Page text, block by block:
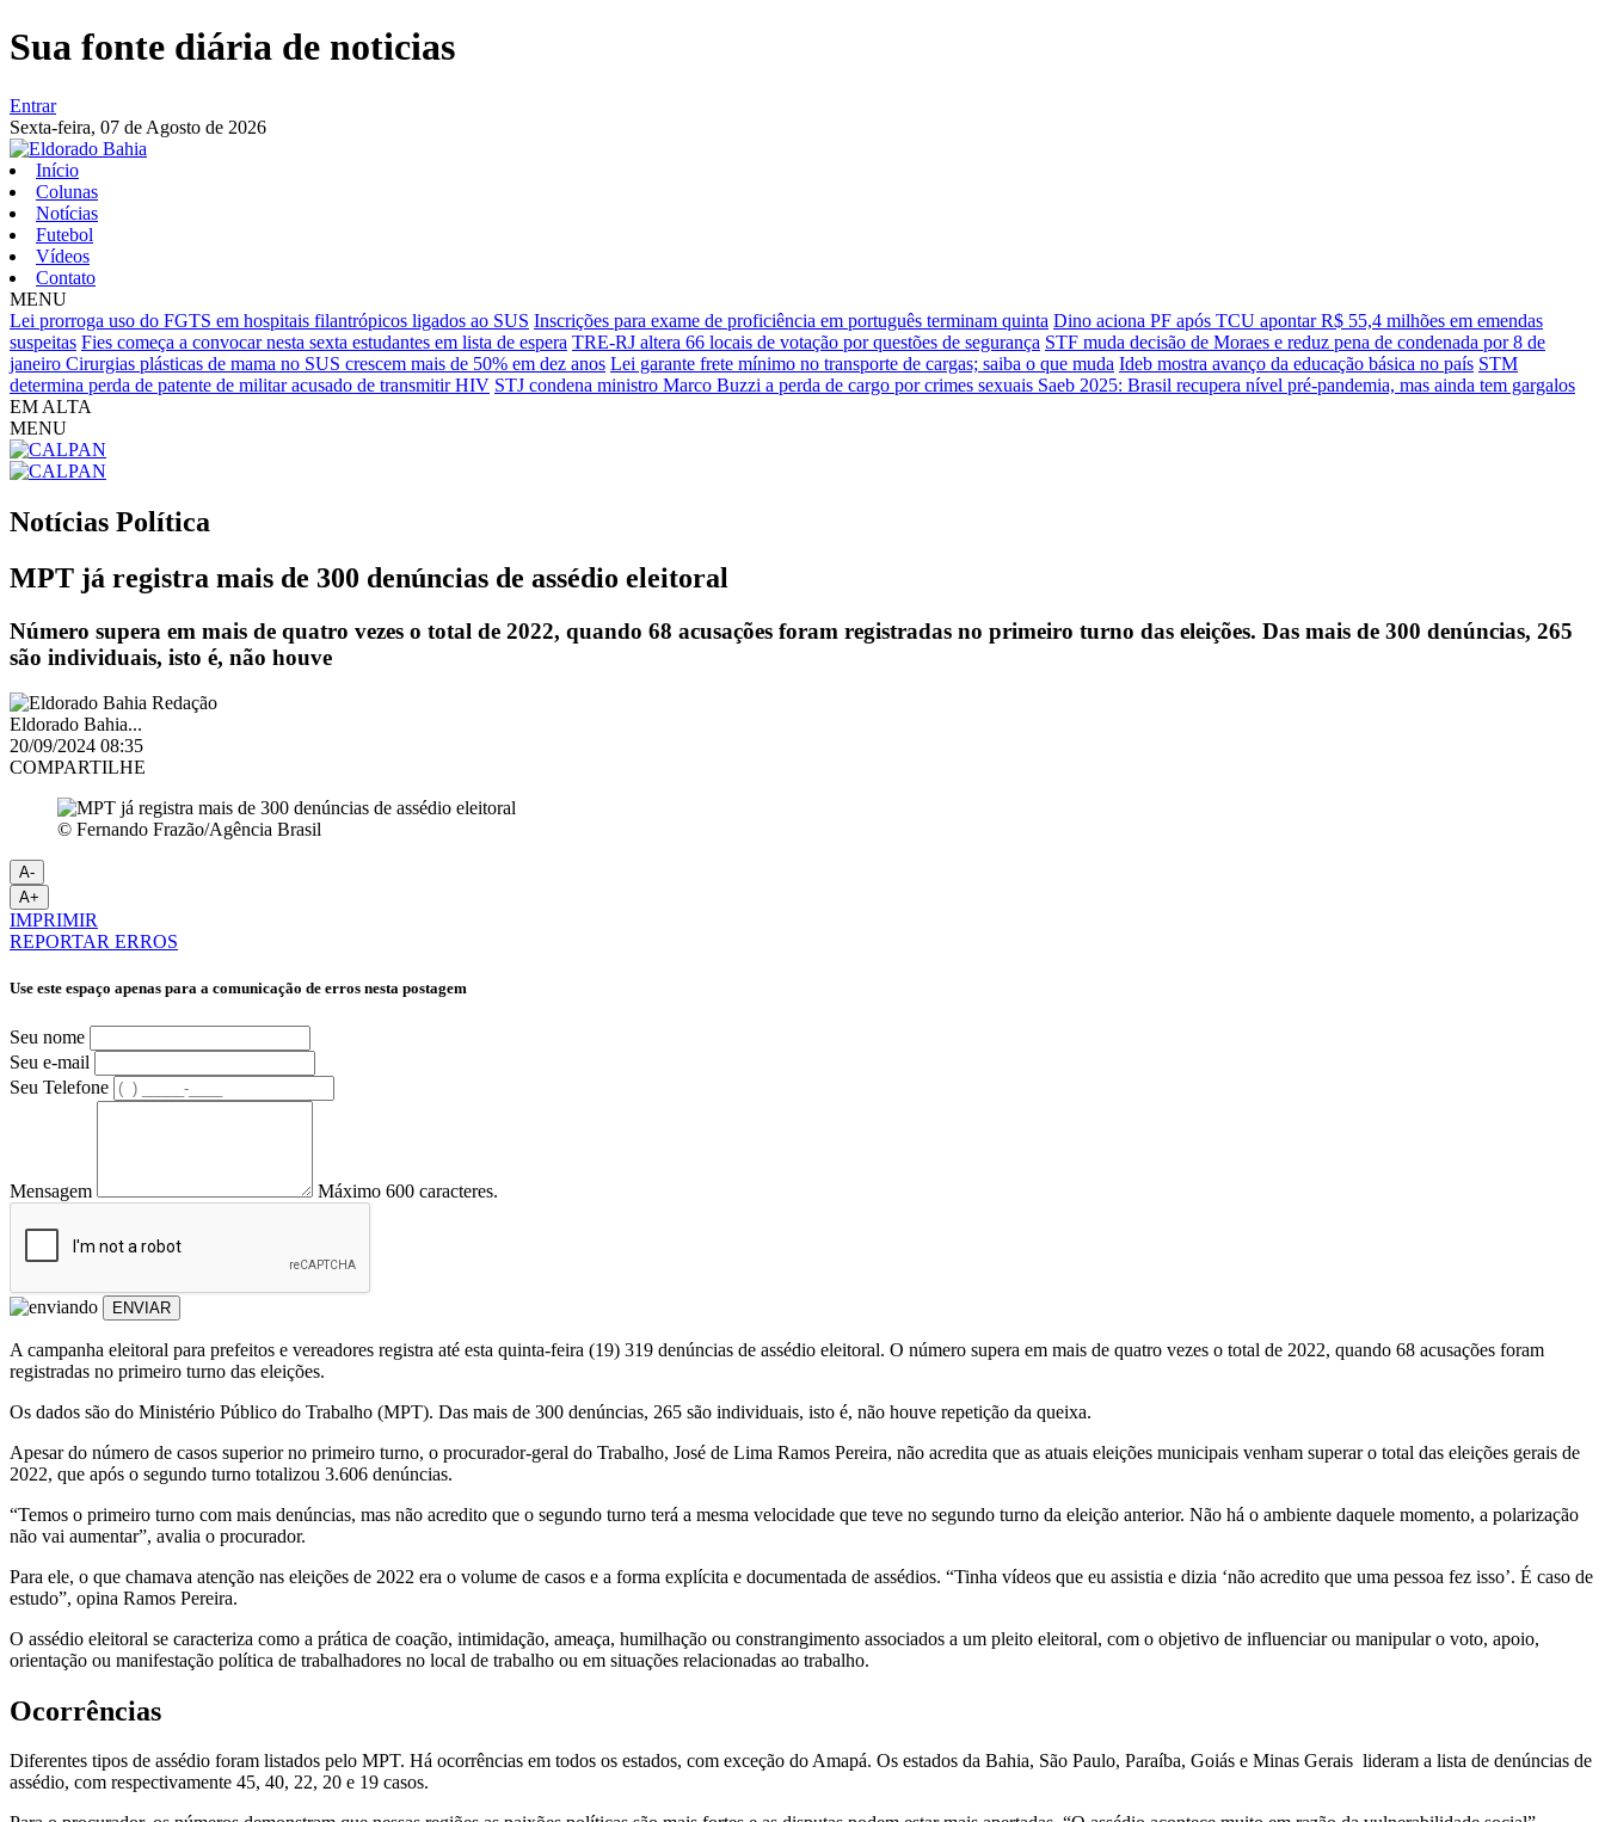
Sua fonte diária de noticias
Entrar
Sexta-feira, 07 de Agosto de 2026
Início
Colunas
Notícias
Futebol
Vídeos
Contato
MENU
Lei prorroga uso do FGTS em hospitais filantrópicos ligados ao SUS Inscrições para exame de proficiência em português terminam quinta Dino aciona PF após TCU apontar R$ 55,4 milhões em emendas
suspeitas Fies começa a convocar nesta sexta estudantes em lista de espera TRE-RJ altera 66 locais de votação por questões de segurança STF muda decisão de Moraes e reduz pena de condenada por 8 de
janeiro Cirurgias plásticas de mama no SUS crescem mais de 50% em dez anos Lei garante frete mínimo no transporte de cargas; saiba o que muda Ideb mostra avanço da educação básica no país STM
determina perda de patente de militar acusado de transmitir HIV STJ condena ministro Marco Buzzi a perda de cargo por crimes sexuais Saeb 2025: Brasil recupera nível pré-pandemia, mas ainda tem gargalos
EM ALTA
MENU
Notícias Política
MPT já registra mais de 300 denúncias de assédio eleitoral
Número supera em mais de quatro vezes o total de 2022, quando 68 acusações foram registradas no primeiro turno das eleições. Das mais de 300 denúncias, 265
são individuais, isto é, não houve
Eldorado Bahia...
20/09/2024 08:35
COMPARTILHE
© Fernando Frazão/Agência Brasil
A-
A+
IMPRIMIR
REPORTAR ERROS
Use este espaço apenas para a comunicação de erros nesta postagem
Seu nome
Seu e-mail
Seu Telefone
Mensagem Máximo 600 caracteres.
ENVIAR
A campanha eleitoral para prefeitos e vereadores registra até esta quinta-feira (19) 319 denúncias de assédio eleitoral. O número supera em mais de quatro vezes o total de 2022, quando 68 acusações foram
registradas no primeiro turno das eleições.
Os dados são do Ministério Público do Trabalho (MPT). Das mais de 300 denúncias, 265 são individuais, isto é, não houve repetição da queixa.
Apesar do número de casos superior no primeiro turno, o procurador-geral do Trabalho, José de Lima Ramos Pereira, não acredita que as atuais eleições municipais venham superar o total das eleições gerais de
2022, que após o segundo turno totalizou 3.606 denúncias.
“Temos o primeiro turno com mais denúncias, mas não acredito que o segundo turno terá a mesma velocidade que teve no segundo turno da eleição anterior. Não há o ambiente daquele momento, a polarização
não vai aumentar”, avalia o procurador.
Para ele, o que chamava atenção nas eleições de 2022 era o volume de casos e a forma explícita e documentada de assédios. “Tinha vídeos que eu assistia e dizia ‘não acredito que uma pessoa fez isso’. É caso de
estudo”, opina Ramos Pereira.
O assédio eleitoral se caracteriza como a prática de coação, intimidação, ameaça, humilhação ou constrangimento associados a um pleito eleitoral, com o objetivo de influenciar ou manipular o voto, apoio,
orientação ou manifestação política de trabalhadores no local de trabalho ou em situações relacionadas ao trabalho.
Ocorrências
Diferentes tipos de assédio foram listados pelo MPT. Há ocorrências em todos os estados, com exceção do Amapá. Os estados da Bahia, São Paulo, Paraíba, Goiás e Minas Gerais lideram a lista de denúncias de
assédio, com respectivamente 45, 40, 22, 20 e 19 casos.